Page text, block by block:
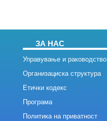
ЗА НАС
Управување и раководство
Организациска структура
Етички кодекс
Програма
Политика на приватност